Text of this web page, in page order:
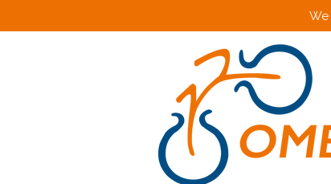
direct